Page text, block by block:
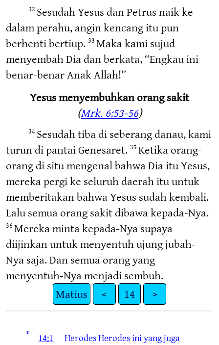
32 Sesudah Yesus dan Petrus naik ke
dalam perahu, angin kencang itu pun
berhenti bertiup. 33 Maka kami sujud
menyembah Dia dan berkata, “Engkau ini
benar-benar Anak Allah!”
Yesus menyembuhkan orang sakit
(Mrk. 6:53-56)
34 Sesudah tiba di seberang danau, kami
turun di pantai Genesaret. 35 Ketika orang-
orang di situ mengenal bahwa Dia itu Yesus,
mereka pergi ke seluruh daerah itu untuk
memberitakan bahwa Yesus sudah kembali.
Lalu semua orang sakit dibawa kepada-Nya.
36 Mereka minta kepada-Nya supaya
diijinkan untuk menyentuh ujung jubah-
Nya saja. Dan semua orang yang
menyentuh-Nya menjadi sembuh.
Matius
< 14 >
* 14:1 HerodesHerodes ini yang juga